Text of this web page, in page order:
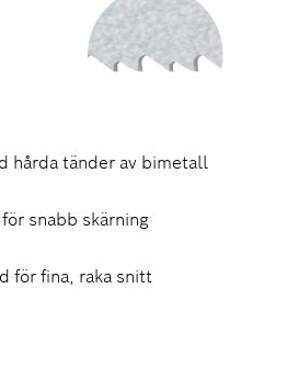
hårda tänder av bimetall
snabb skärning
för fina, raka snitt